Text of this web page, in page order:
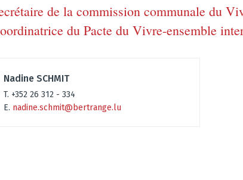
de la commission communale du
du Pacte du Vivre-ensemble
Nadine SCHMIT
T. +352 26 312 - 334
E. nadine.schmit@bertrange.lu